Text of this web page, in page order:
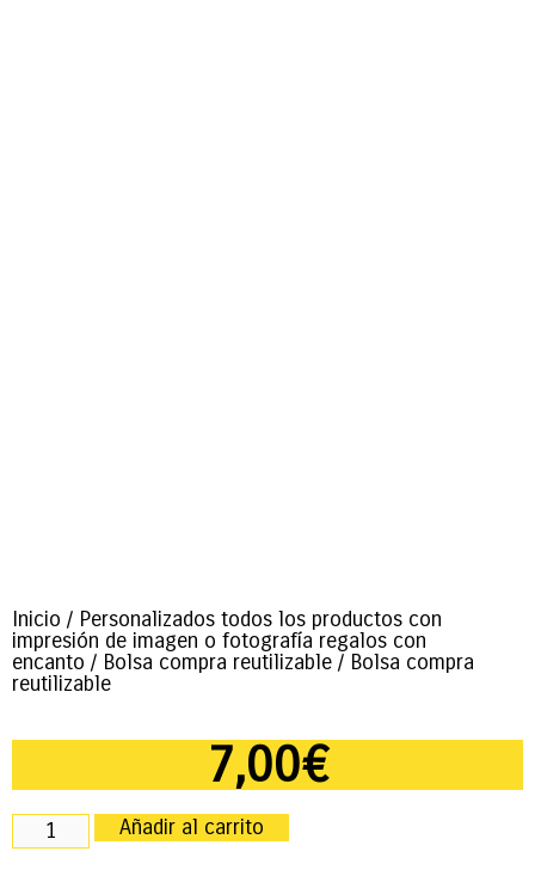
Inicio / Personalizados todos los productos con
impresión de imagen o fotografía regalos con
encanto / Bolsa compra reutilizable / Bolsa compra
reutilizable
7,00€
Añadir al carrito